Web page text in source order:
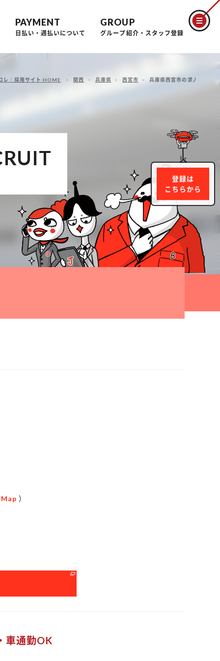
PAYMENT
日払い・週払いについて
GROUP
グループ紹介・スタッフ登録
登録は
こちらから
レ｜採用サイト HOME 関西 兵庫県 西宮市 兵庫県西宮市の求人情報一覧
）
車通勤OK